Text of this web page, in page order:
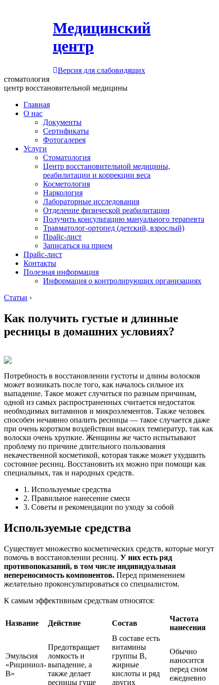
Медицинский
центр
Версия для слабовидящих
стоматология
центр восстановительной медицины
Главная
О нас
Документы
Сертификаты
Фотогалерея
Услуги
Стоматология
Центр восстановительной медицины,
реабилитации и коррекции веса
Косметология
Наркология
Лабораторные исследования
Отделение физической реабилитации
Получить консультацию мануального терапевта
Травматолог-ортопед (детский, взрослый)
Прайс-лист
Записаться на прием
Прайс-лист
Контакты
Полезная информация
Информация о контролирующих организациях
Статьи ›
Как получить густые и длинные
ресницы в домашних условиях?
Потребность в восстановлении густоты и длины волосков
может возникать после того, как началось сильное их
выпадение. Такое может случиться по разным причинам,
одной из самых распространенных считается недостаток
необходимых витаминов и микроэлементов. Также человек
способен нечаянно опалить ресницы — такое случается даже
при очень коротком воздействии высоких температур, так как
волоски очень хрупкие. Женщины же часто испытывают
проблему по причине длительного пользования
некачественной косметикой, которая также может ухудшить
состояние ресниц. Восстановить их можно при помощи как
специальных, так и народных средств.
1. Используемые средства
2. Правильное нанесение смеси
3. Советы и рекомендации по уходу за собой
Используемые средства
Существует множество косметических средств, которые могут
помочь в восстановлении ресниц. У них есть ряд
противопоказаний, в том числе индивидуальная
непереносимость компонентов. Перед применением
желательно проконсультироваться со специалистом.
К самым эффективным средствам относятся:
Название Действие Состав
Частота
нанесения
Эмульсия
«Рициниол-
В»
Предотвращает
ломкость и
выпадение, а
также делает
ресницы гуще
В составе есть
витамины
группы В,
жирные
кислоты и ряд
других
Обычно
наносится
перед сном
ежедневно